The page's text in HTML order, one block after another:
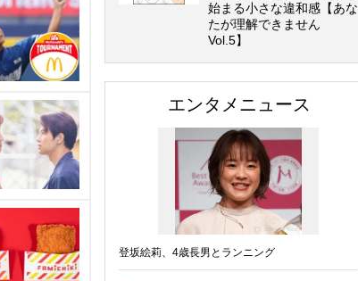
始まる小さな違和感【あな
たが理解できません
Vol.5】
エンタメニュース
登坂絵莉、4歳長男とランニング